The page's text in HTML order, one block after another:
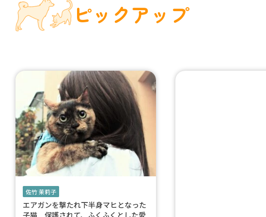
ピックアップ
佐竹 茉莉子
エアガンを撃たれ下半身マヒとなった
子猫 保護されて、ふくふくとした愛